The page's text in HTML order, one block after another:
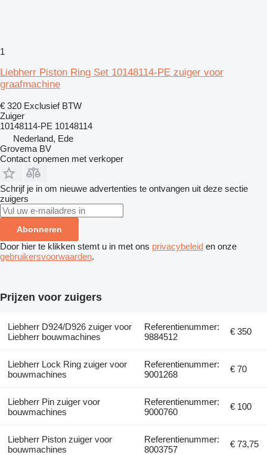
1
Liebherr Piston Ring Set 10148114-PE zuiger voor
graafmachine
€ 320 Exclusief BTW
Zuiger
10148114-PE 10148114
Nederland, Ede
Grovema BV
Contact opnemen met verkoper
Schrijf je in om nieuwe advertenties te ontvangen uit deze sectie
zuigers
Abonneren
Door hier te klikken stemt u in met ons privacybeleid en onze
gebruikersvoorwaarden.
Prijzen voor zuigers
Liebherr D924/D926 zuiger voor
Liebherr bouwmachines
Referentienummer:
9884512
€ 350
Liebherr Lock Ring zuiger voor
bouwmachines
Referentienummer:
9001268
€ 70
Liebherr Pin zuiger voor
bouwmachines
Referentienummer:
9000760
€ 100
Liebherr Piston zuiger voor
bouwmachines
Referentienummer:
8003757
€ 73,75